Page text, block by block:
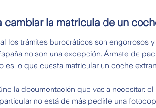
cambiar la matricula de un
los trámites burocráticos son engorrosos
no son una excepción. Ármate de
es lo que cuesta matricular un coche
la documentación que vas a necesitar:
no está de más pedirle una